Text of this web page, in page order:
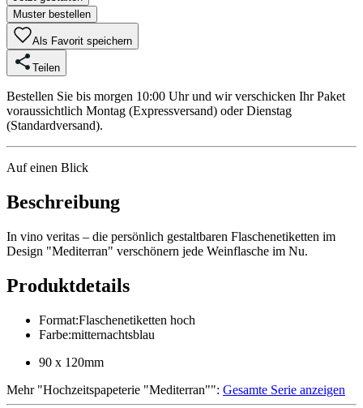
Muster bestellen
Als Favorit speichern
Teilen
Bestellen Sie bis morgen 10:00 Uhr und wir verschicken Ihr Paket
voraussichtlich Montag (Expressversand) oder Dienstag
(Standardversand).
Auf einen Blick
Beschreibung
In vino veritas – die persönlich gestaltbaren Flaschenetiketten im
Design "Mediterran" verschönern jede Weinflasche im Nu.
Produktdetails
Format:Flaschenetiketten hoch
Farbe:mitternachtsblau
90 x 120mm
Mehr"Hochzeitspapeterie "Mediterran"": Gesamte Serie anzeigen